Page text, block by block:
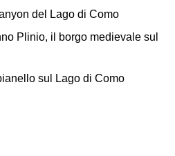
del Lago di Como
Plinio, il borgo medievale sul
sul Lago di Como